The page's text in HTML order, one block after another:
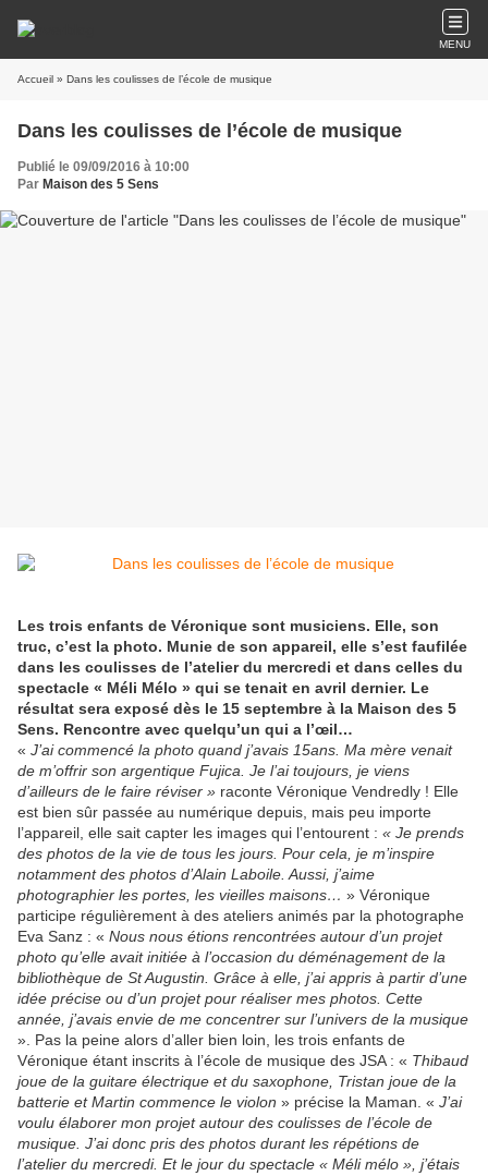
MENU
Accueil » Dans les coulisses de l’école de musique
Dans les coulisses de l’école de musique
Publié le 09/09/2016 à 10:00
Par Maison des 5 Sens
Les trois enfants de Véronique sont musiciens. Elle, son
truc, c’est la photo. Munie de son appareil, elle s’est faufilée
dans les coulisses de l’atelier du mercredi et dans celles du
spectacle « Méli Mélo » qui se tenait en avril dernier. Le
résultat sera exposé dès le 15 septembre à la Maison des 5
Sens. Rencontre avec quelqu’un qui a l’œil…
« J’ai commencé la photo quand j’avais 15ans. Ma mère venait
de m’offrir son argentique Fujica. Je l’ai toujours, je viens
d’ailleurs de le faire réviser » raconte Véronique Vendredly ! Elle
est bien sûr passée au numérique depuis, mais peu importe
l’appareil, elle sait capter les images qui l’entourent : « Je prends
des photos de la vie de tous les jours. Pour cela, je m’inspire
notamment des photos d’Alain Laboile. Aussi, j’aime
photographier les portes, les vieilles maisons… » Véronique
participe régulièrement à des ateliers animés par la photographe
Eva Sanz : « Nous nous étions rencontrées autour d’un projet
photo qu’elle avait initiée à l’occasion du déménagement de la
bibliothèque de St Augustin. Grâce à elle, j’ai appris à partir d’une
idée précise ou d’un projet pour réaliser mes photos. Cette
année, j’avais envie de me concentrer sur l’univers de la musique
». Pas la peine alors d’aller bien loin, les trois enfants de
Véronique étant inscrits à l’école de musique des JSA : « Thibaud
joue de la guitare électrique et du saxophone, Tristan joue de la
batterie et Martin commence le violon » précise la Maman. « J’ai
voulu élaborer mon projet autour des coulisses de l’école de
musique. J’ai donc pris des photos durant les répétions de
l’atelier du mercredi. Et le jour du spectacle « Méli mélo », j’étais